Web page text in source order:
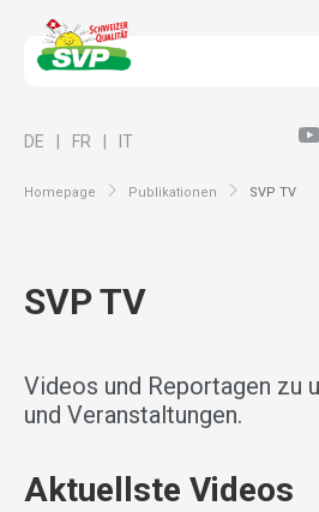
Homepage Publikationen SVP TV
DE FR IT
SVP TV
Videos und Reportagen zu
und Veranstaltungen.
Aktuellste Videos